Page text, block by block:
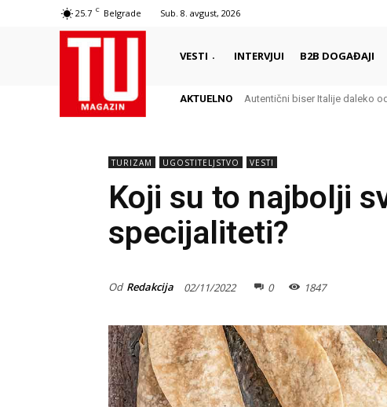
25.7 C Belgrade Sub. 8. avgust, 2026
VESTI INTERVJUI B2B DOGAĐAJI
AKTUELNO Delikates sa kojim Grci
Autentični biser Italije daleko od
TURIZAM UGOSTITELJSTVO VESTI
Koji su to najbolji
specijaliteti?
Od Redakcija 02/11/2022 0 1847